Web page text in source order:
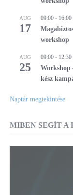
AUG
17
09:00 - 16:00
workshop
AUG
25
09:00 - 12:30
Workshop
kész
Naptár megtekintése
MIBEN SEGÍT A